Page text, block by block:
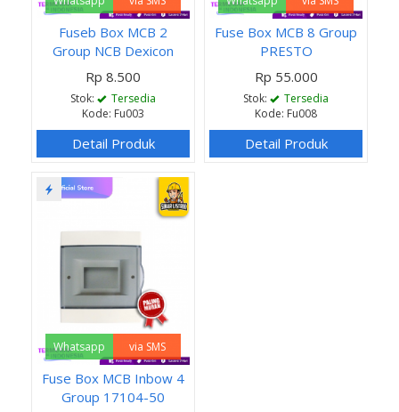
Fuseb Box MCB 2
Group NCB Dexicon
Rp 8.500
Stok:
Tersedia
Kode: Fu003
Detail Produk
Fuse Box MCB 8 Group
PRESTO
Rp 55.000
Stok:
Tersedia
Kode: Fu008
Detail Produk
Whatsapp via SMS
Fuse Box MCB Inbow 4
Group 17104-50